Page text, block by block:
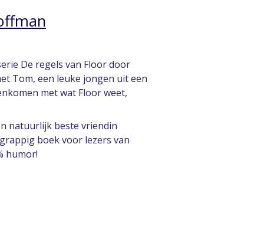
De regels van Floor door
Tom, een leuke jongen uit een
met wat Floor weet,
natuurlijk beste vriendin
boek voor lezers van
humor!